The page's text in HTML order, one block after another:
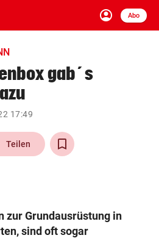
account_circle
Anmelden
Abo
close Schließen
arrow_right
gab´s
17:49
Teilen
zur Grundausrüstung in
sind oft sogar